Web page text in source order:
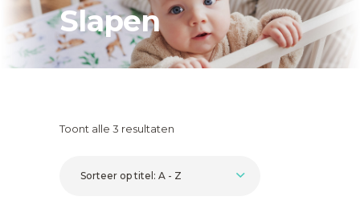
Slapen
Toont alle 3 resultaten
Sorteer op titel: A - Z